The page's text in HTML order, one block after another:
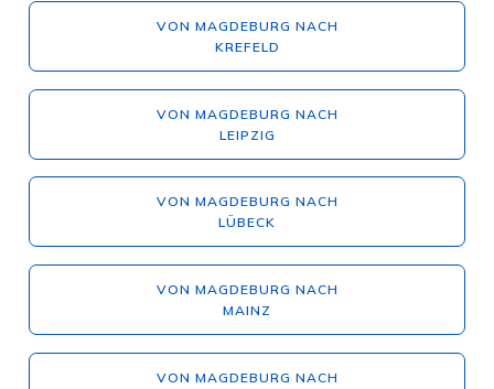
VON MAGDEBURG NACH
KREFELD
VON MAGDEBURG NACH
LEIPZIG
VON MAGDEBURG NACH
LÜBECK
VON MAGDEBURG NACH
MAINZ
VON MAGDEBURG NACH